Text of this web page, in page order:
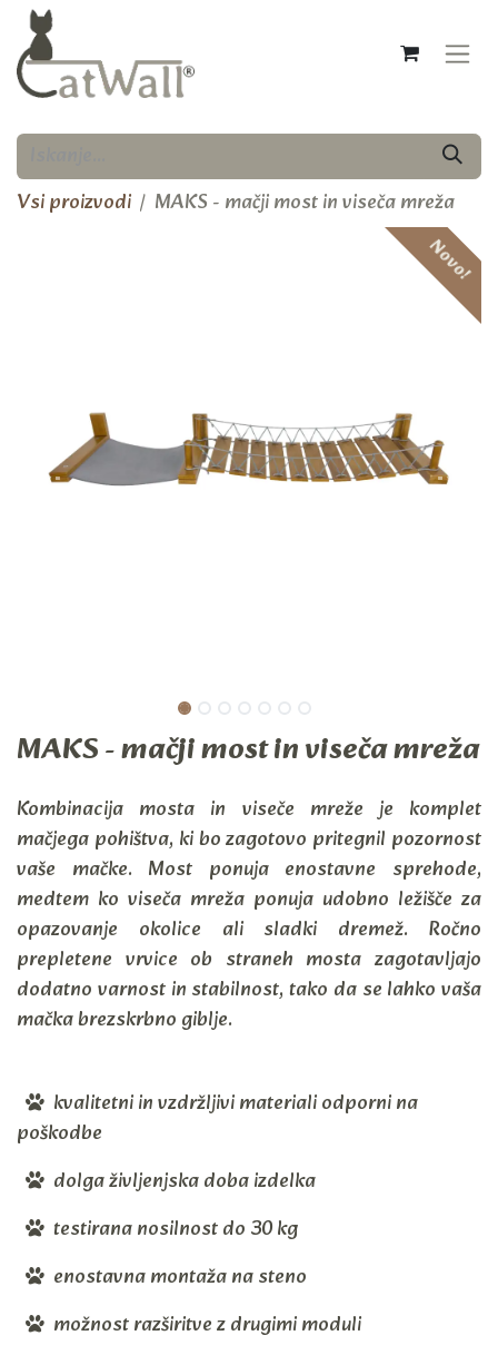
Skip to Content
Vsi proizvodi MAKS - mačji most in viseča mreža
Novo!
MAKS - mačji most in viseča mreža
Kombinacija mosta in viseče mreže je komplet
mačjega pohištva, ki bo zagotovo pritegnil pozornost
vaše mačke. Most ponuja enostavne sprehode,
medtem ko viseča mreža ponuja udobno ležišče za
opazovanje okolice ali sladki dremež. Ročno
prepletene vrvice ob straneh mosta zagotavljajo
dodatno varnost in stabilnost, tako da se lahko vaša
mačka brezskrbno giblje.
kvalitetni in vzdržljivi materiali odporni na
poškodbe
dolga življenjska doba izdelka
testirana nosilnost do 30 kg
enostavna montaža na steno
možnost razširitve z drugimi moduli